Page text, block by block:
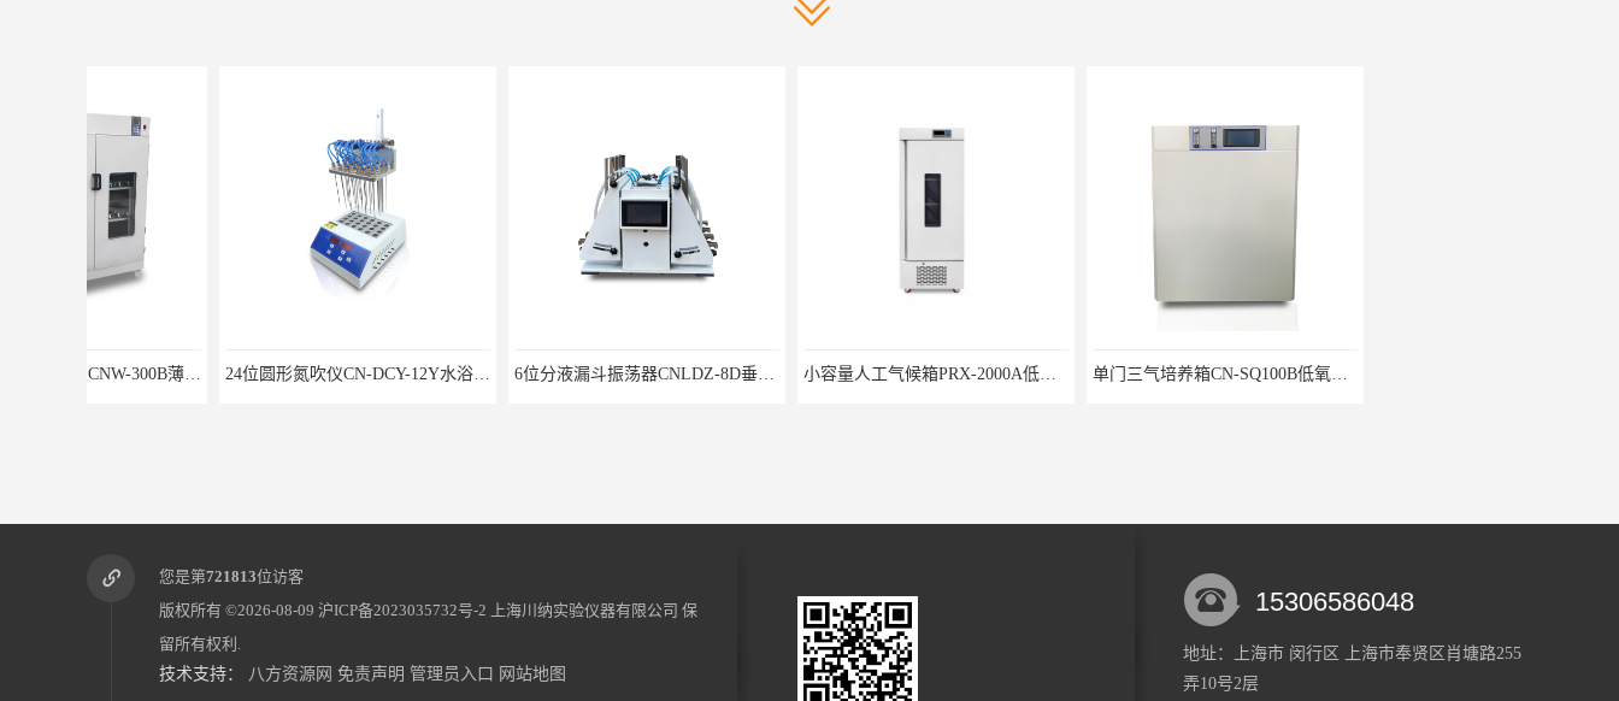
24位圆形氮吹仪CN-DCY-12Y水浴氮气吹扫捕集仪 6位分液漏斗振荡器CNLDZ-8D垂直净化振荡器 小容量人工气候箱PRX-2000A低温养虫箱 单门三气培养箱CN-SQ100B低氧细胞试验箱
您是第721813位访客
版权所有 ©2026-08-09 沪ICP备2023035732号-2 上海川纳实验仪器有限公司 保
留所有权利.
技术支持： 八方资源网 免责声明 管理员入口 网站地图
15306586048
地址：上海市 闵行区 上海市奉贤区肖塘路255
弄10号2层